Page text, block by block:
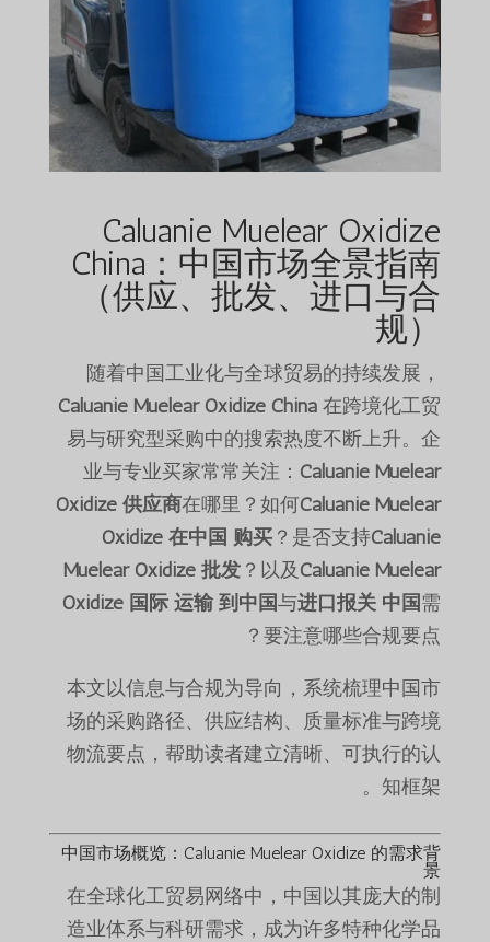
Caluanie Muelear Oxidize
China：中国市场全景指南
（供应、批发、进口与合
规）
随着中国工业化与全球贸易的持续发展，
Caluanie Muelear Oxidize China 在跨境化工贸
易与研究型采购中的搜索热度不断上升。企
业与专业买家常常关注： Caluanie Muelear
Oxidize 供应商在哪里？如何Caluanie Muelear
Oxidize 在中国 购买 ？是否支持Caluanie
Muelear Oxidize 批发 ？以及Caluanie Muelear
Oxidize 国际 运输 到中国与进口报关 中国需
要注意哪些合规要点？
本文以信息与合规为导向，系统梳理中国市
场的采购路径、供应结构、质量标准与跨境
物流要点，帮助读者建立清晰、可执行的认
知框架。
中国市场概览：Caluanie Muelear Oxidize 的需求背
景
在全球化工贸易网络中，中国以其庞大的制
造业体系与科研需求，成为许多特种化学品